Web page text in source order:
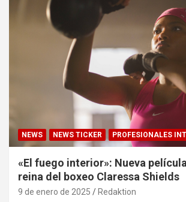
NEWS NEWS TICKER PROFESIONALES
«El fuego interior»: Nueva
reina del boxeo Claressa Shields
9 de enero de 2025 Redaktion